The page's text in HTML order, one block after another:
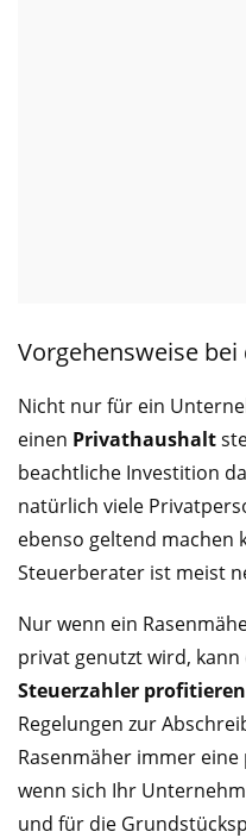
Vorgehensweise
Nicht nur für ein
einen Privathaushalt
beachtliche Investition
natürlich viele
ebenso geltend machen
Steuerberater ist meist
Nur wenn ein
privat genutzt wird,
Steuerzahler profitieren
Regelungen zur
Rasenmäher immer
wenn sich Ihr
und für die